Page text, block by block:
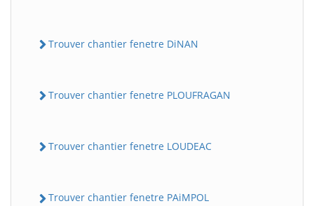
Trouver chantier fenetre DiNAN
Trouver chantier fenetre PLOUFRAGAN
Trouver chantier fenetre LOUDEAC
Trouver chantier fenetre PAiMPOL